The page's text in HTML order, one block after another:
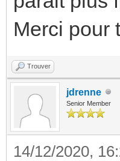
Merci pour
Trouver
jdrenne
Senior Member
14/12/2020,